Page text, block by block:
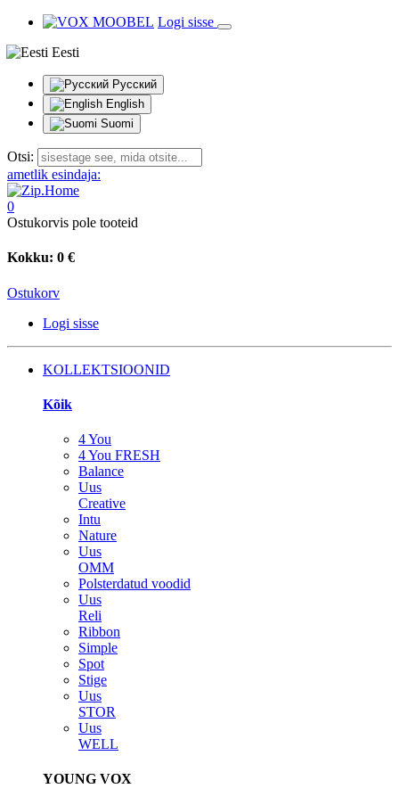
Logi sisse
Eesti
Русский
English
Suomi
Otsi:
ametlik esindaja:
0
Ostukorvis pole tooteid
Kokku: 0 €
Ostukorv
Logi sisse
KOLLEKTSIOONID
Kõik
4 You
4 You FRESH
Balance
Uus
Creative
Intu
Nature
Uus
OMM
Polsterdatud voodid
Uus
Reli
Ribbon
Simple
Spot
Stige
Uus
STOR
Uus
WELL
YOUNG VOX